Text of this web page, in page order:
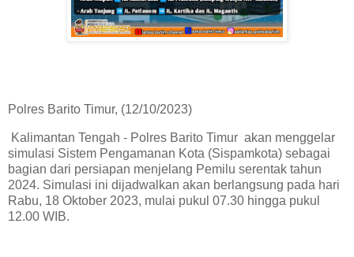
Polres Barito Timur, (12/10/2023)
Kalimantan Tengah - Polres Barito Timur akan menggelar
simulasi Sistem Pengamanan Kota (Sispamkota) sebagai
bagian dari persiapan menjelang Pemilu serentak tahun
2024. Simulasi ini dijadwalkan akan berlangsung pada hari
Rabu, 18 Oktober 2023, mulai pukul 07.30 hingga pukul
12.00 WIB.